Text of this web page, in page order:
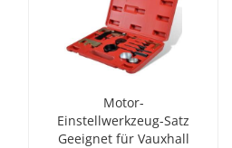
Motor-
Einstellwerkzeug-Satz
Geeignet für Vauxhall